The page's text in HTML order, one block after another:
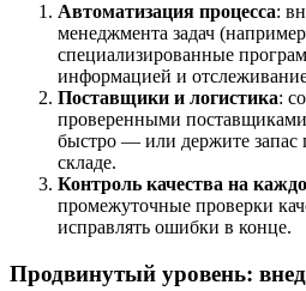
Автоматизация процесса:
менеджмента задач
специализированные
информацией и
Поставщики и логистика:
проверенными
быстро — или держите запас
складе.
Контроль качества на
промежуточные проверки
исправлять ошибки в конце.
Продвинутый уровень: